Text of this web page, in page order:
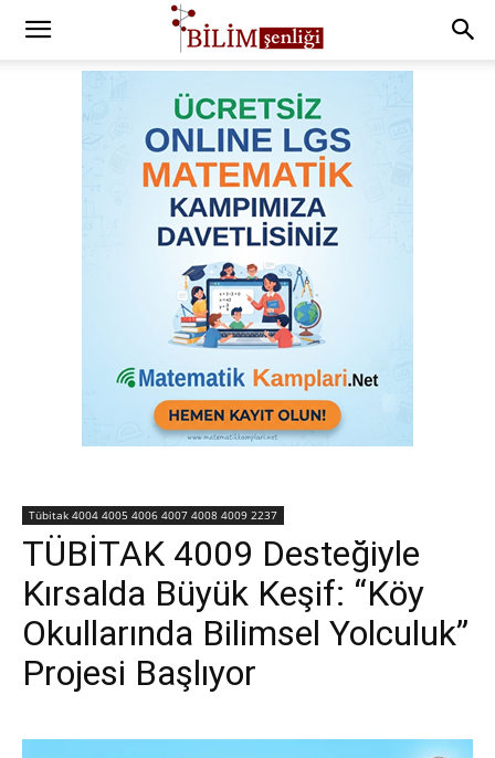
Tübitak 4004 4005 4006 4007 4008 4009 2237
TÜBİTAK 4009 Desteğiyle
Kırsalda Büyük Keşif: “Köy
Okullarında Bilimsel Yolculuk”
Projesi Başlıyor